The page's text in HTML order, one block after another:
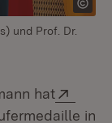
und Prof. Dr.
hat
neuem
in